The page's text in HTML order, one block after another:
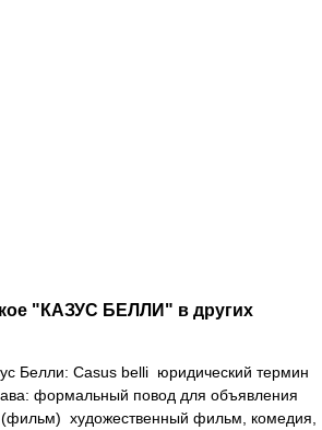
"КАЗУС БЕЛЛИ" в других
Белли: Casus belli юридический термин
формальный повод для объявления
художественный фильм, комедия,